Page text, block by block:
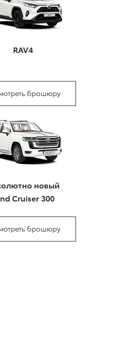
RAV4
брошюру
новый
Cruiser 300
брошюру